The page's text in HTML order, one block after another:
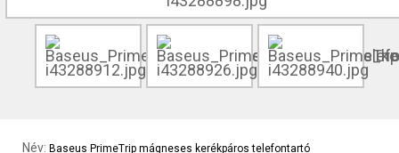
Név: Baseus PrimeTrip mágneses kerékpáros telefontartó